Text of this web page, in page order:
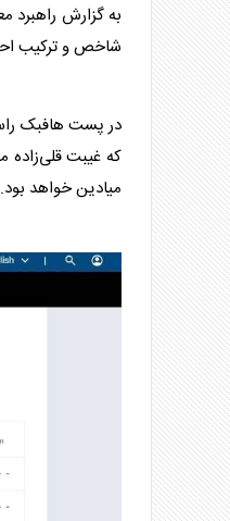
به گزارش
شاخص و ترکیب
در پست هافبک
میادین خواهد بود.